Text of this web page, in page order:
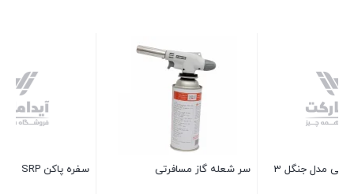
سر شعله گاز مسافرتی سفره پاکن SRP